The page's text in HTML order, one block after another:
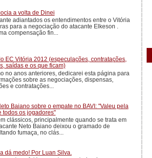
a volta de Dinei
adiantados os entendimentos entre o Vitória
para a negociação do atacante Elkeson .
compensação fin...
EC Vitória 2012 (especulações, contratações,
saídas e os que ficam)
no anos anteriores, dedicarei esta página para
sobre as negociações, dispensas,
e contratações...
Baiano sobre o empate no BAVI: "Valeu pela
todos os jogadores"
clássicos, principalmente quando se trata em
Neto Baiano deixou o gramado de
fumaça, no clás...
dá medo! Por Luan Silva.